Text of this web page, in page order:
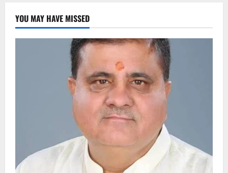
YOU MAY HAVE MISSED